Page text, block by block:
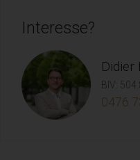
Interesse?
Didier
BIV:
0476